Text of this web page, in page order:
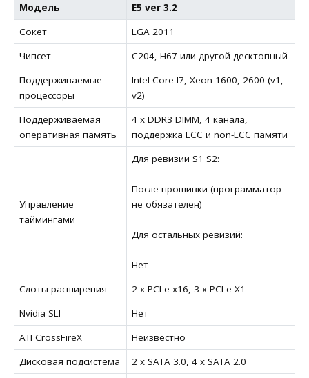
Модель
E5 ver 3.2
Сокет
LGA 2011
Чипсет
C204, H67 или другой десктопный
Поддерживаемые
процессоры
Intel Core I7, Xeon 1600, 2600 (v1,
v2)
Поддерживаемая
оперативная память
4 х DDR3 DIMM, 4 канала,
поддержка ECC и non-ECC памяти
Управление
таймингами
Для ревизии S1 S2:
После прошивки (программатор
не обязателен)
Для остальных ревизий:
Нет
Слоты расширения
2 x PCI-e x16, 3 x PCI-e X1
Nvidia SLI
Нет
ATI CrossFireX
Неизвестно
Дисковая подсистема
2 x SATA 3.0, 4 x SATA 2.0